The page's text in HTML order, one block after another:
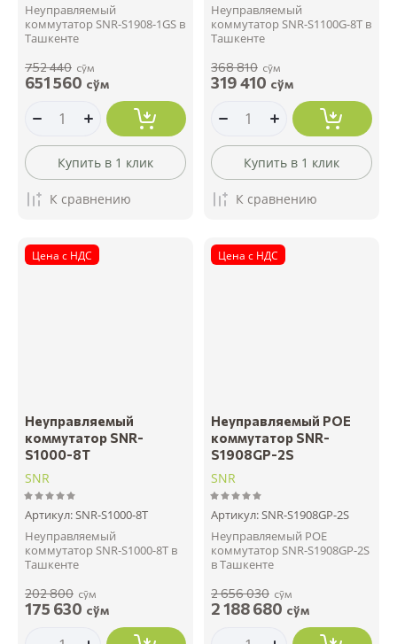
Неуправляемый
коммутатор SNR-S1908-1GS в
Ташкенте
752 440 сўм
651 560 сўм
Купить в 1 клик
К сравнению
Неуправляемый
коммутатор SNR-S1100G-8T в
Ташкенте
368 810 сўм
319 410 сўм
Купить в 1 клик
К сравнению
Цена с НДС
Неуправляемый
коммутатор SNR-
S1000-8T
SNR
Артикул:SNR-S1000-8T
Неуправляемый
коммутатор SNR-S1000-8T в
Ташкенте
202 800 сўм
175 630 сўм
Цена с НДС
Неуправляемый POE
коммутатор SNR-
S1908GP-2S
SNR
Артикул:SNR-S1908GP-2S
Неуправляемый POE
коммутатор SNR-S1908GP-2S
в Ташкенте
2 656 030 сўм
2 188 680 сўм